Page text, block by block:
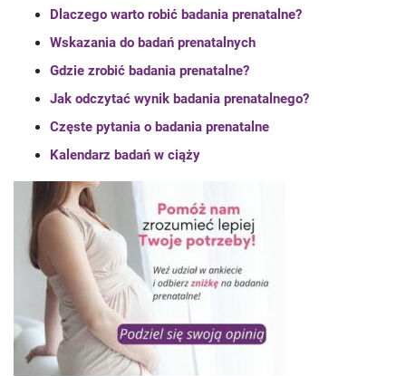
Dlaczego warto robić badania prenatalne?
Wskazania do badań prenatalnych
Gdzie zrobić badania prenatalne?
Jak odczytać wynik badania prenatalnego?
Częste pytania o badania prenatalne
Kalendarz badań w ciąży